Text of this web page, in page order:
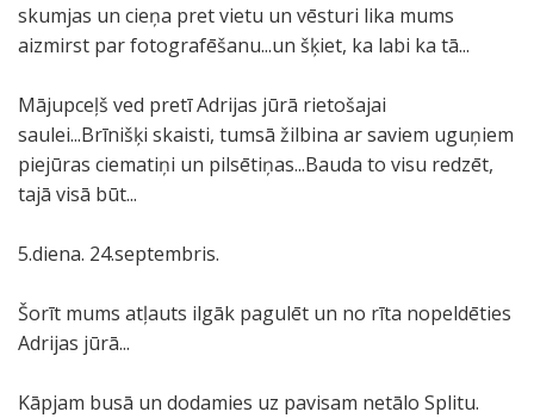
skumjas un cieņa pret vietu un vēsturi lika mums
aizmirst par fotografēšanu...un šķiet, ka labi ka tā...
Mājupceļš ved pretī Adrijas jūrā rietošajai
saulei...Brīnišķi skaisti, tumsā žilbina ar saviem uguņiem
piejūras ciematiņi un pilsētiņas...Bauda to visu redzēt,
tajā visā būt...
5.diena. 24.septembris.
Šorīt mums atļauts ilgāk pagulēt un no rīta nopeldēties
Adrijas jūrā...
Kāpjam busā un dodamies uz pavisam netālo Splitu.